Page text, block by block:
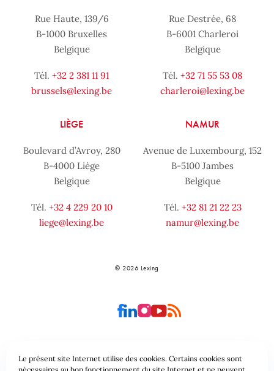
Rue Haute, 139/6
B-1000 Bruxelles
Belgique
Tél. +32 2 381 11 91
brussels@lexing.be
Rue Destrée, 68
B-6001 Charleroi
Belgique
Tél. +32 71 55 53 08
charleroi@lexing.be
LIÈGE
Boulevard d’Avroy, 280
B-4000 Liège
Belgique
Tél. +32 4 229 20 10
liege@lexing.be
NAMUR
Avenue de Luxembourg, 152
B-5100 Jambes
Belgique
Tél. +32 81 21 22 23
namur@lexing.be
© 2026 Lexing
Plan du site Conditions générales
Le présent site Internet utilise des cookies. Certains cookies sont